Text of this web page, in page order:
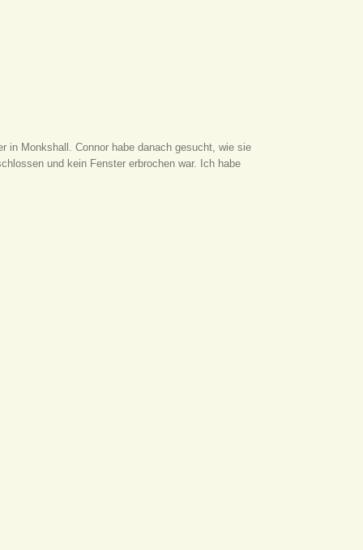
in Monkshall. Connor habe danach gesucht, wie sie
und kein Fenster erbrochen war. Ich habe